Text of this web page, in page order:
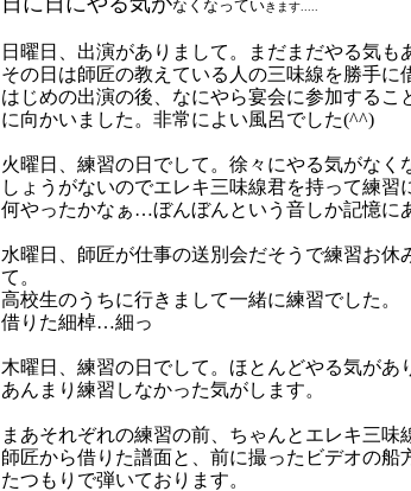
なくなっていきます.....
日曜日、出演がありまして。まだまだやる気も
その日は師匠の教えている人の三味線を勝手に
はじめの出演の後、なにやら宴会に参加する
に向かいました。非常によい風呂でした(^^)
火曜日、練習の日でして。徐々にやる気がなく
しょうがないのでエレキ三味線君を持って練習
何やったかなぁ…ぼんぼんという音しか記憶に
水曜日、師匠が仕事の送別会だそうで練習お休
て。
高校生のうちに行きまして一緒に練習でした。
借りた細棹…細っ
木曜日、練習の日でして。ほとんどやる気があ
あんまり練習しなかった気がします。
まあそれぞれの練習の前、ちゃんとエレキ三味
師匠から借りた譜面と、前に撮ったビデオの
たつもりで弾いております。